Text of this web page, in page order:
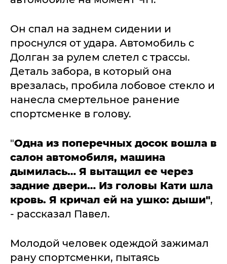
Он спал на заднем сидении и
проснулся от удара. Автомобиль с
Долган за рулем слетел с трассы.
Деталь забора, в который она
врезалась, пробила лобовое стекло и
нанесла смертельное ранение
спортсменке в голову.
"Одна из поперечных досок вошла в
салон автомобиля, машина
дымилась… Я вытащил ее через
задние двери… Из головы Кати шла
кровь. Я кричал ей на ушко: дыши",
- рассказал Павел.
Молодой человек одеждой зажимал
рану спортсменки, пытаясь